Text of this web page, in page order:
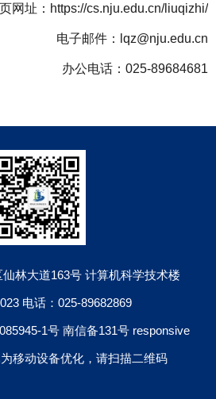
网址： https://cs.nju.edu.cn/liuqizhi/
电子邮件： lqz@nju.edu.cn
办公电话： 025-89684681
林大道163号 计算机科学技术楼
电话：025-89682869
1号 南信备131号 responsive
移动设备优化，请扫描二维码